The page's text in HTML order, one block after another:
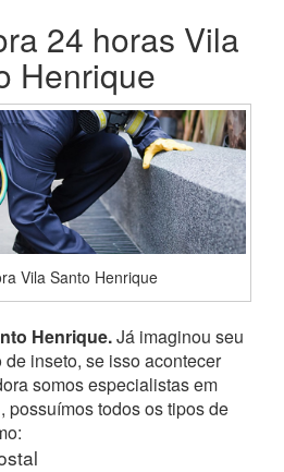
24 horas Vila
Henrique
Vila Santo Henrique
Henrique.Já imaginou seu
inseto, se isso acontecer
somos especialistas em
possuímos todos os tipos de